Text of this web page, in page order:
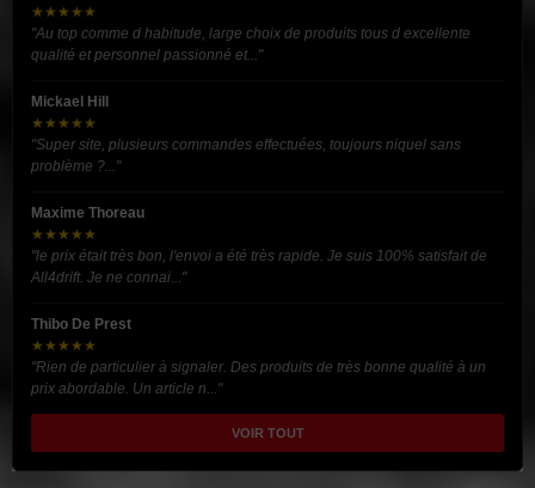
★★★★★
"Au top comme d habitude, large choix de produits tous d excellente
qualité et personnel passionné et..."
Mickael Hill
★★★★★
"Super site, plusieurs commandes effectuées, toujours niquel sans
problème ?..."
Maxime Thoreau
★★★★★
"le prix était très bon, l'envoi a été très rapide. Je suis 100% satisfait de
All4drift. Je ne connai..."
Thibo De Prest
★★★★★
"Rien de particulier à signaler. Des produits de très bonne qualité à un
prix abordable. Un article n..."
VOIR TOUT